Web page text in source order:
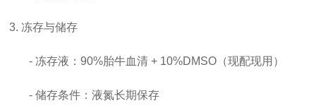
3. 冻存与储存
- 冻存液：90%胎牛血清 + 10%DMSO（现配现用）
- 储存条件：液氮长期保存